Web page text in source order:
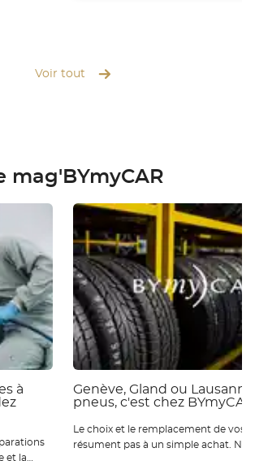
Voir tout
mag'BYmyCAR
à
et la
Genève, Gland ou
pneus, c'est chez
Le choix et le remplacement de vos
résument pas à un simple achat.